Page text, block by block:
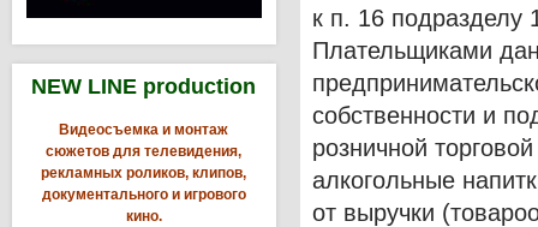
NEW LINE production
Видеосъемка и монтаж
сюжетов для телевидения,
рекламных роликов, клипов,
документального и игрового
кино.
к п. 16 подразделу
Плательщиками
собственности и
розничной
алкогольные
от выручки